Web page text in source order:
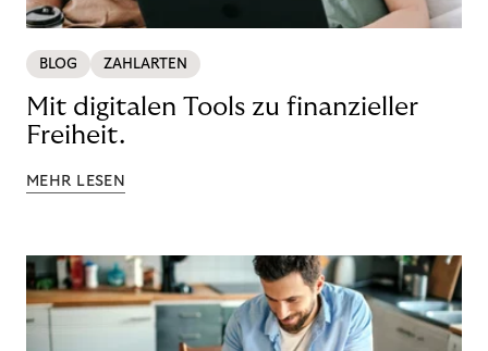
BLOG ZAHLARTEN
Mit digitalen Tools zu finanzieller
Freiheit.
MEHR LESEN